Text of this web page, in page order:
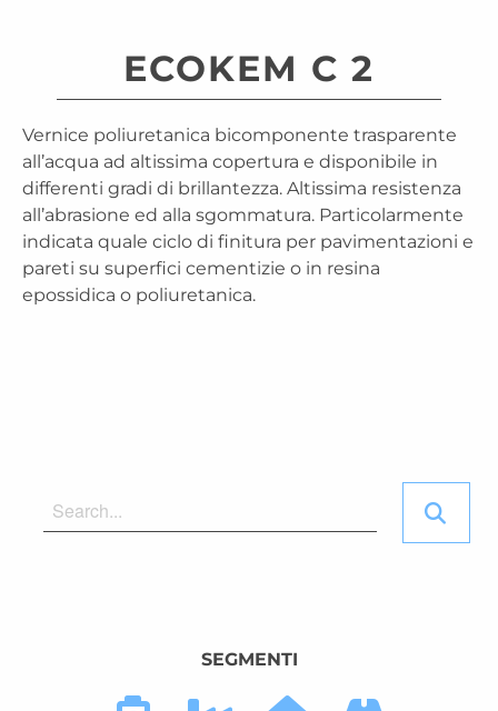
ECOKEM C 2
Vernice poliuretanica bicomponente trasparente
all’acqua ad altissima copertura e disponibile in
differenti gradi di brillantezza. Altissima resistenza
all’abrasione ed alla sgommatura. Particolarmente
indicata quale ciclo di finitura per pavimentazioni e
pareti su superfici cementizie o in resina
epossidica o poliuretanica.
SEGMENTI